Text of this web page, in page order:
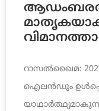
റാസൽഖൈമ:
ഐലൻഡും